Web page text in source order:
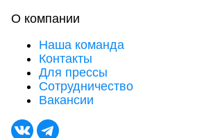
О компании
Наша команда
Контакты
Для прессы
Сотрудничество
Вакансии